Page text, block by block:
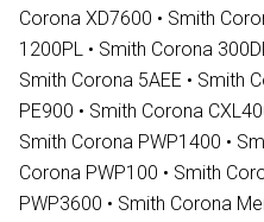
Corona XD7600 • Smith
1200PL • Smith Corona
Smith Corona 5AEE • Smith
PE900 • Smith Corona
Smith Corona PWP1400 •
Corona PWP100 • Smith
PWP3600 • Smith Corona